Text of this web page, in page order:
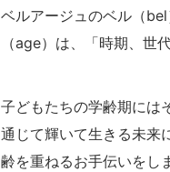
ベルアージュのベル（
（age）は、「時期、世
子どもたちの学齢期には
通じて輝いて生きる未来
齢を重ねるお手伝いをし